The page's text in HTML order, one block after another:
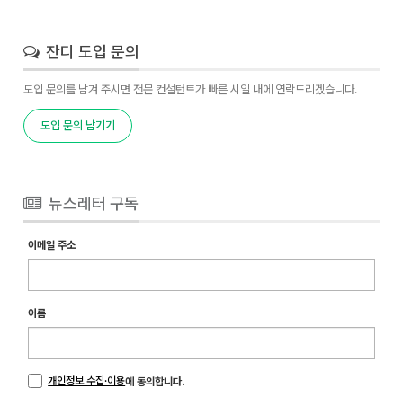
잔디 도입 문의
도입 문의를 남겨 주시면 전문 컨설턴트가 빠른 시일 내에 연락드리겠습니다.
도입 문의 남기기
뉴스레터 구독
이메일 주소
이름
개인정보 수집·이용에 동의합니다.